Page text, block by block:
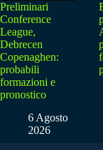
Preliminari
Conference
League,
Debrecen
Copenaghen:
probabili
formazioni e
pronostico
6 Agosto
2026